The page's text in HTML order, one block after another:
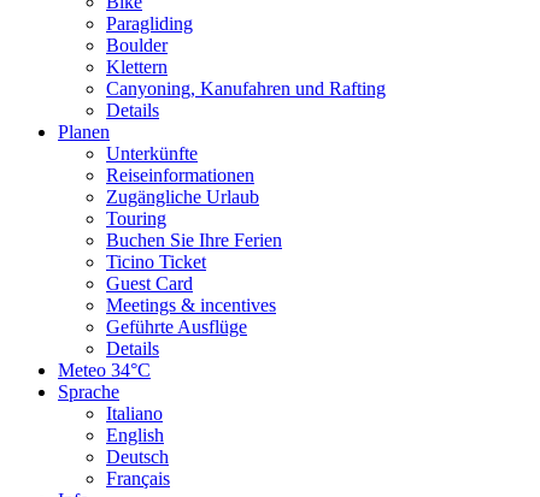
Paragliding
Boulder
Klettern
Canyoning, Kanufahren und Rafting
Details
Planen
Unterkünfte
Reiseinformationen
Zugängliche Urlaub
Touring
Buchen Sie Ihre Ferien
Ticino Ticket
Guest Card
Meetings & incentives
Geführte Ausflüge
Details
Meteo 34°C
Sprache
Italiano
English
Deutsch
Français